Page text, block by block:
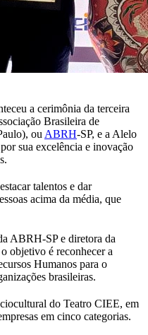
a cerimônia da terceira
Brasileira de
ou ABRH-SP, e a Alelo
sua excelência e inovação
talentos e dar
acima da média, que
ABRH-SP e diretora da
objetivo é reconhecer a
Humanos para o
brasileiras.
do Teatro CIEE, em
em cinco categorias.